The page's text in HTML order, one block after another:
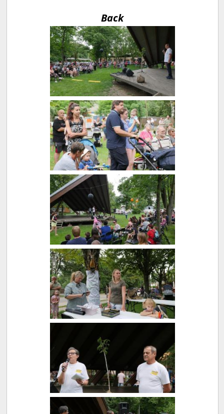
Back